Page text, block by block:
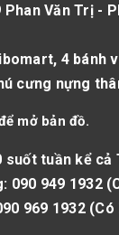
Văn Trị -
4 bánh
cưng nựng
mở bản đồ.
suốt tuần kể cả
090 949 1932(
969 1932(Có